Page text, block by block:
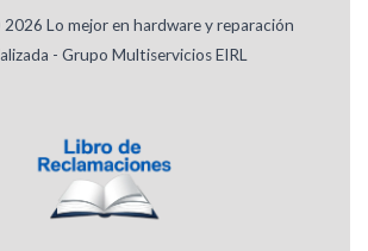
Lo mejor en hardware y reparación
- Grupo Multiservicios EIRL